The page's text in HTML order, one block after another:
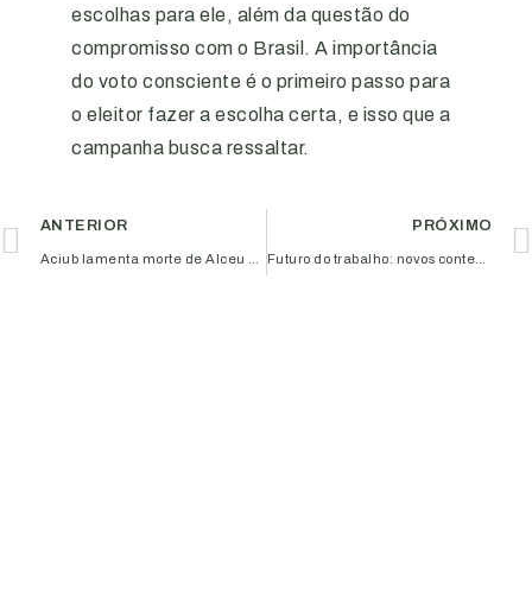
escolhas para ele, além da questão do
compromisso com o Brasil. A importância
do voto consciente é o primeiro passo para
o eleitor fazer a escolha certa, e isso que a
campanha busca ressaltar.
ANTERIOR PRÓXIMO